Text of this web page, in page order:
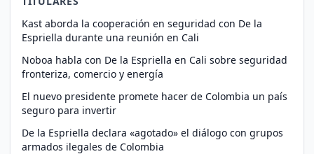
Kast aborda la cooperación en seguridad con De la
Espriella durante una reunión en Cali
Noboa habla con De la Espriella en Cali sobre seguridad
fronteriza, comercio y energía
El nuevo presidente promete hacer de Colombia un país
seguro para invertir
De la Espriella declara «agotado» el diálogo con grupos
armados ilegales de Colombia